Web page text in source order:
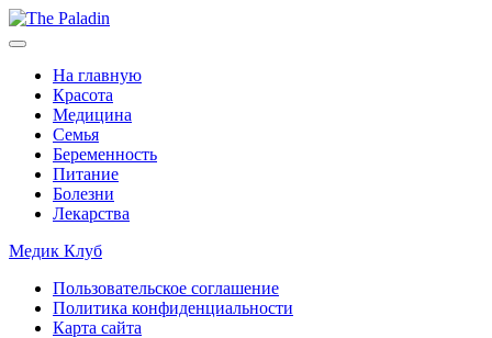
На главную
Красота
Медицина
Семья
Беременность
Питание
Болезни
Лекарства
Медик Клуб
Пользовательское соглашение
Политика конфиденциальности
Карта сайта